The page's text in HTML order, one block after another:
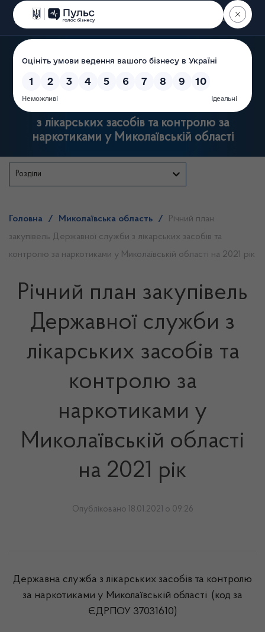
Пошук
з лікарських засобів та контролю за
наркотиками у Миколаївській області
Розділи
Головна / Миколаївська область /
Річний план
закупівель Державної служби з лікарських засобів та
контролю за наркотиками у Миколаївській області на 2021 рік
Річний план закупівель
Державної служби з
лікарських засобів та
контролю за
наркотиками у
Миколаївській області
на 2021 рік
Опубліковано 18.01.2021 о 09:26
Державна служба з лікарських засобів та контролю
за наркотиками у Миколаївській області (код за
ЄДРПОУ 37031610)